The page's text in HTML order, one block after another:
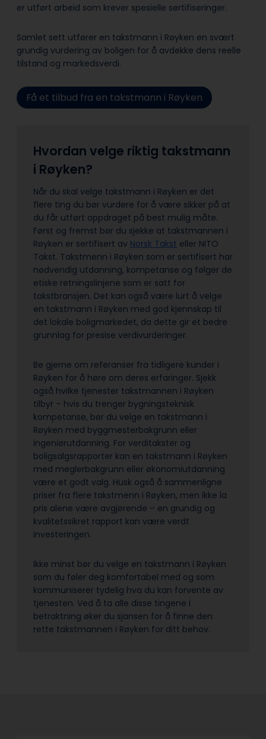
er utført arbeid som krever spesielle sertifiseringer.
Samlet sett utfører en takstmann i Røyken en svært
grundig vurdering av boligen for å avdekke dens reelle
tilstand og markedsverdi.
Få et tilbud fra en takstmann i Røyken
Hvordan velge riktig takstmann
i Røyken?
Når du skal velge takstmann i Røyken er det
flere ting du bør vurdere for å være sikker på at
du får utført oppdraget på best mulig måte.
Først og fremst bør du sjekke at takstmannen i
Røyken er sertifisert av Norsk Takst eller NITO
Takst. Takstmenn i Røyken som er sertifisert har
nødvendig utdanning, kompetanse og følger de
etiske retningslinjene som er satt for
takstbransjen. Det kan også være lurt å velge
en takstmann i Røyken med god kjennskap til
det lokale boligmarkedet, da dette gir et bedre
grunnlag for presise verdivurderinger.
Be gjerne om referanser fra tidligere kunder i
Røyken for å høre om deres erfaringer. Sjekk
også hvilke tjenester takstmannen i Røyken
tilbyr – hvis du trenger bygningsteknisk
kompetanse, bør du velge en takstmann i
Røyken med byggmesterbakgrunn eller
ingeniørutdanning. For verditakster og
boligsalgsrapporter kan en takstmann i Røyken
med meglerbakgrunn eller økonomiutdanning
være et godt valg. Husk også å sammenligne
priser fra flere takstmenn i Røyken, men ikke la
pris alene være avgjørende – en grundig og
kvalitetssikret rapport kan være verdt
investeringen.
Ikke minst bør du velge en takstmann i Røyken
som du føler deg komfortabel med og som
kommuniserer tydelig hva du kan forvente av
tjenesten. Ved å ta alle disse tingene i
betraktning øker du sjansen for å finne den
rette takstmannen i Røyken for ditt behov.